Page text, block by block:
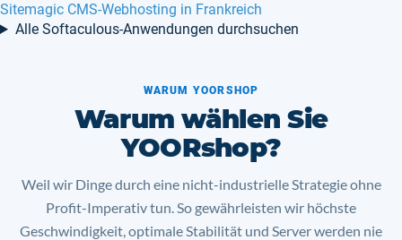
Hesk-Webhosting in Frankreich, Belgien, Europa
Alle Softaculous-Anwendungen durchsuchen
WARUM YOORSHOP
Warum wählen Sie
YOORshop?
Weil wir Dinge durch eine nicht-industrielle Strategie ohne
Profit-Imperativ tun. So gewährleisten wir höchste
Geschwindigkeit, optimale Stabilität und Server werden nie